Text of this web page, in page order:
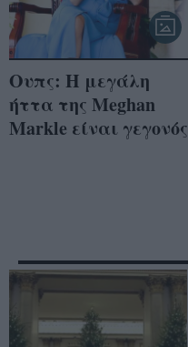
Oυπς: Η μεγάλη
ήττα της Meghan
Markle είναι γεγονός